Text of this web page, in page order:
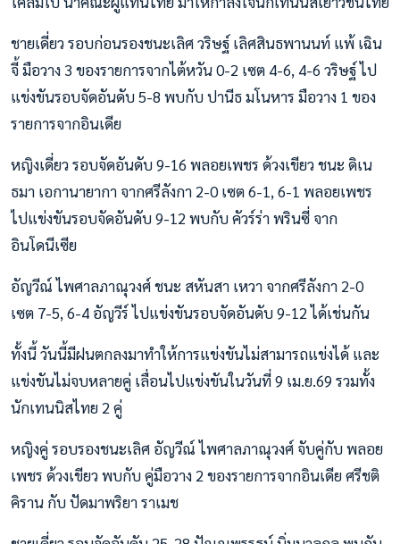
ชายเดี่ยว รอบก่อนรองชนะเลิศ วริษฐ์ เลิศสินธพานนท์ แพ้ เฉิน
จี้ มือวาง 3 ของรายการจากไต้หวัน 0-2 เซต 4-6, 4-6 วริษฐ์ ไป
แข่งขันรอบจัดอันดับ 5-8 พบกับ ปานีธ มโนหาร มือวาง 1 ของ
รายการจากอินเดีย
หญิงเดี่ยว รอบจัดอันดับ 9-16 พลอยเพชร ด้วงเขียว ชนะ ดิเน
ธมา เอกานายากา จากศรีลังกา 2-0 เซต 6-1, 6-1 พลอยเพชร
ไปแข่งขันรอบจัดอันดับ 9-12 พบกับ คัวร์ร่า พรินซี่ จาก
อินโดนีเซีย
อัญวีณ์ ไพศาลภาณุวงศ์ ชนะ สหันสา เหวา จากศรีลังกา 2-0
เซต 7-5, 6-4 อัญวีร์ ไปแข่งขันรอบจัดอันดับ 9-12 ได้เช่นกัน
ทั้งนี้ วันนี้มีฝนตกลงมาทำให้การแข่งขันไม่สามารถแข่งได้ และ
แข่งขันไม่จบหลายคู่ เลื่อนไปแข่งขันในวันที่ 9 เม.ย.69 รวมทั้ง
นักเทนนิสไทย 2 คู่
หญิงคู่ รอบรองชนะเลิศ อัญวีณ์ ไพศาลภาณุวงศ์ จับคู่กับ พลอย
เพชร ด้วงเขียว พบกับ คู่มือวาง 2 ของรายการจากอินเดีย ศรีชติ
คิราน กับ ปัดมาพริยา ราเมช